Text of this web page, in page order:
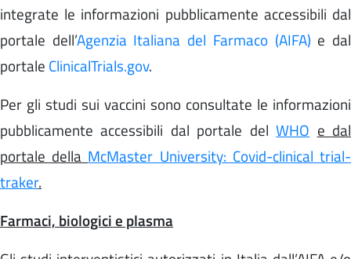
integrate le informazioni pubblicamente accessibili dal
portale dell’Agenzia Italiana del Farmaco (AIFA) e dal
portale ClinicalTrials.gov.
Per gli studi sui vaccini sono consultate le informazioni
pubblicamente accessibili dal portale delWHO e dal
portale della McMaster University: Covid-clinical trial-
traker.
Farmaci, biologici e plasma